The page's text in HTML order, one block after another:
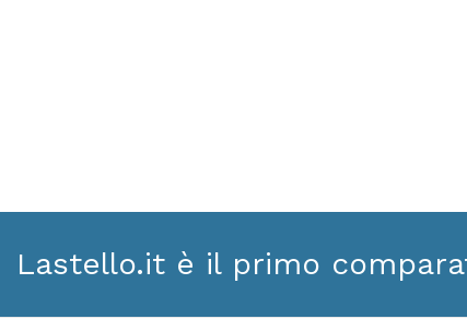
Lastello.it è il primo